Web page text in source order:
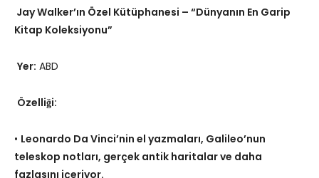
Jay Walker’ın Özel Kütüphanesi – “Dünyanın En Garip
Kitap Koleksiyonu”
Yer: ABD
Özelliği:
• Leonardo Da Vinci’nin el yazmaları, Galileo’nun
teleskop notları, gerçek antik haritalar ve daha
fazlasını içeriyor.